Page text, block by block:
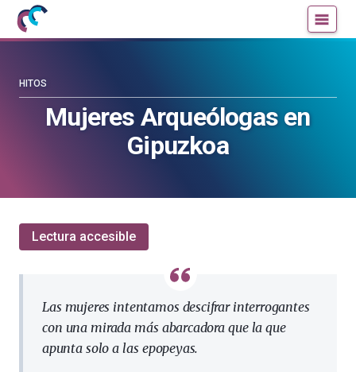
Mujeres
con
la
blog
la
Mujeres Arqueólogas en
Gipuzkoa
HITOS
Lectura accesible
Las mujeres intentamos descifrar interrogantes
con una mirada más abarcadora que la que
apunta solo a las epopeyas.